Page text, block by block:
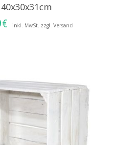
40x30x31cm
€ inkl. MwSt. zzgl. Versand